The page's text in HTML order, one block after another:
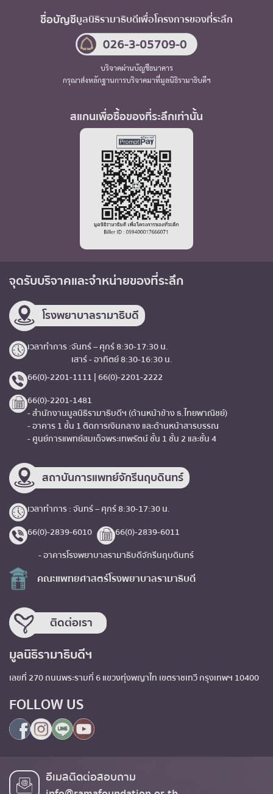
ชื่อบัญชีมูลนิธิรามาธิบดีเพื่อโครงการของที่ระลึก
บริจาคผ่านบัญชีธนาคาร
กรุณาส่งหลักฐานการบริจาคมาที่มูลนิธิรามาธิบดีฯ
สแกนเพื่อซื้อของที่ระลึกเท่านั้น
จุดรับบริจาคและจำหน่ายของที่ระลึก
โรงพยาบาลรามาธิบดี
เวลาทำการ :จันทร์ – ศุกร์ 8:30-17:30 น.
เสาร์ - อาทิตย์ 8:30-16:30 น.
66(0)-2201-1111 | 66(0)-2201-2222
66(0)-2201-1481
- สำนักงานมูลนิธิรามาธิบดีฯ (ด้านหน้าข้าง ธ.ไทยพาณิชย์)
- อาคาร 1 ชั้น 1 ติดการเงินกลาง และด้านหน้าสารบรรณ
- ศูนย์การแพทย์สมเด็จพระเทพรัตน์ ชั้น 1 ชั้น 2 และชั้น 4
สถาบันการแพทย์จักรีนฤบดินทร์
เวลาทำการ : จันทร์ – ศุกร์ 8:30-17:30 น.
66(0)-2839-6010
66(0)-2839-6011
- อาคารโรงพยาบาลรามาธิบดีจักรีนฤบดินทร์
คณะแพทยศาสตร์โรงพยาบาลรามาธิบดี
ติดต่อเรา
มูลนิธิรามาธิบดีฯ
เลขที่ 270 ถนนพระรามที่ 6 แขวงทุ่งพญาไท เขตราชเทวี กรุงเทพฯ 10400
FOLLOW US
อีเมลติดต่อสอบถาม